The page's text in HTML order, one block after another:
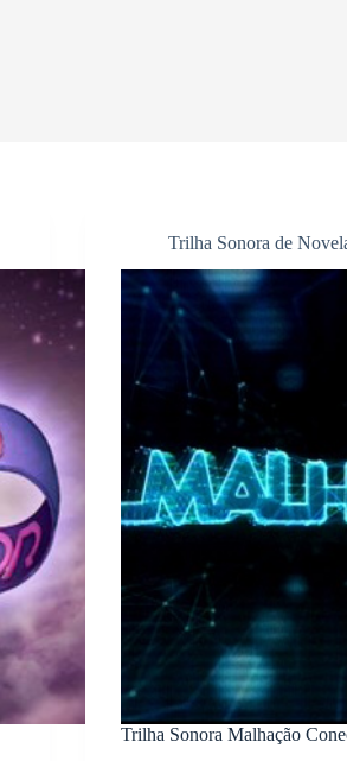
Trilha Sonora de
Trilha Sonora Malhação